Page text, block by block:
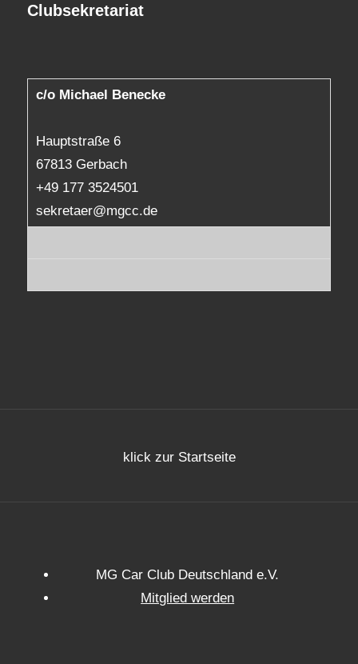
Clubsekretariat
c/o Michael Benecke
Hauptstraße 6
67813 Gerbach
+49 177 3524501
sekretaer@mgcc.de
klick zur Startseite
MG Car Club Deutschland e.V.
Mitglied werden